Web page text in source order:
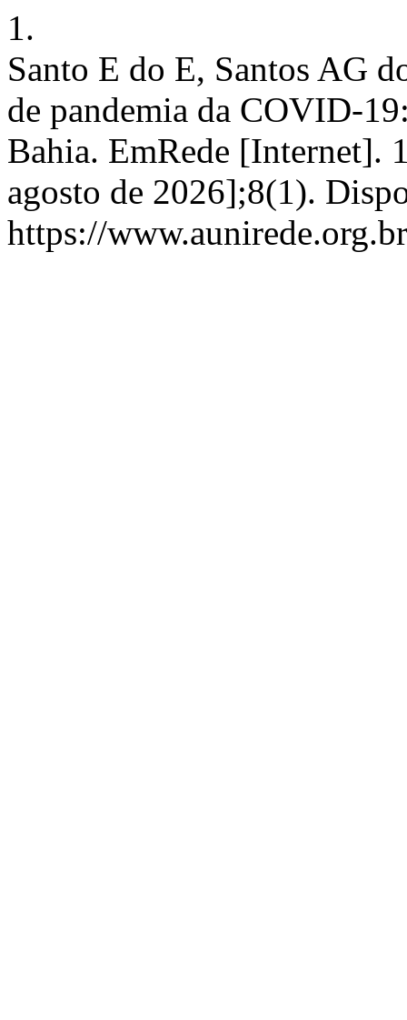
1.
Santo E do E, Santos AG
de pandemia da COVID-
Bahia. EmRede [Internet].
agosto de 2026];8(1).
https://